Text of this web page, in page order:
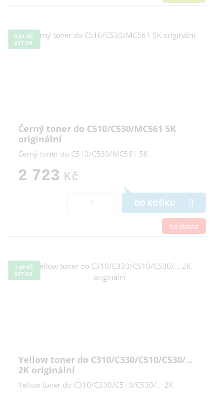
0,54 KČ
VÝTISK
Černý toner do C510/C530/MC561 5K
originální
Černý toner do C510/C530/MC561 5K
2 723 Kč
DO KOŠÍKU
na dotaz
1,49 KČ
VÝTISK
Yellow toner do C310/C330/C510/C530/...
2K originální
Yellow toner do C310/C330/C510/C530/... 2K